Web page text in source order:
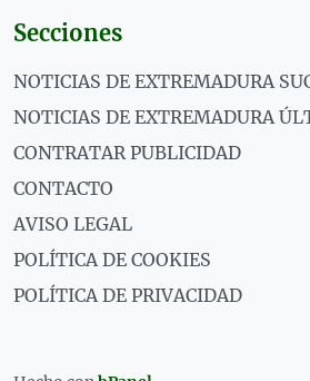
Secciones
NOTICIAS DE EXTREMADURA
NOTICIAS DE EXTREMADURA
CONTRATAR PUBLICIDAD
CONTACTO
AVISO LEGAL
POLÍTICA DE COOKIES
POLÍTICA DE PRIVACIDAD